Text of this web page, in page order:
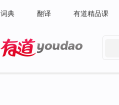
词典 翻译 有道精品课